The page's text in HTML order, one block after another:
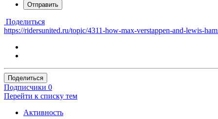
Отправить
Поделиться
https://ridersunited.ru/topic/4311-how-max-verstappen-and-lewis-
Поделиться
Подписчики 0
Перейти к списку тем
Активность